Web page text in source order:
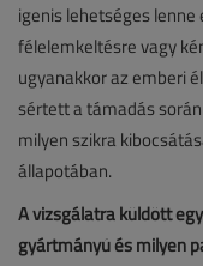
igenis lehetséges
félelemkeltésre vagy
ugyanakkor az emberi
sértett a támadás
milyen szikra
állapotában.
A vizsgálatra küldött
gyártmányú és milyen